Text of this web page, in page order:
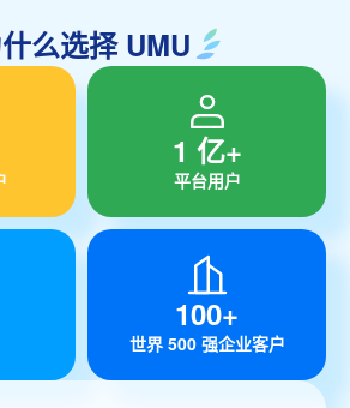
么选择 UMU
1 亿+
平台用户
100+
世界 500 强企业客户